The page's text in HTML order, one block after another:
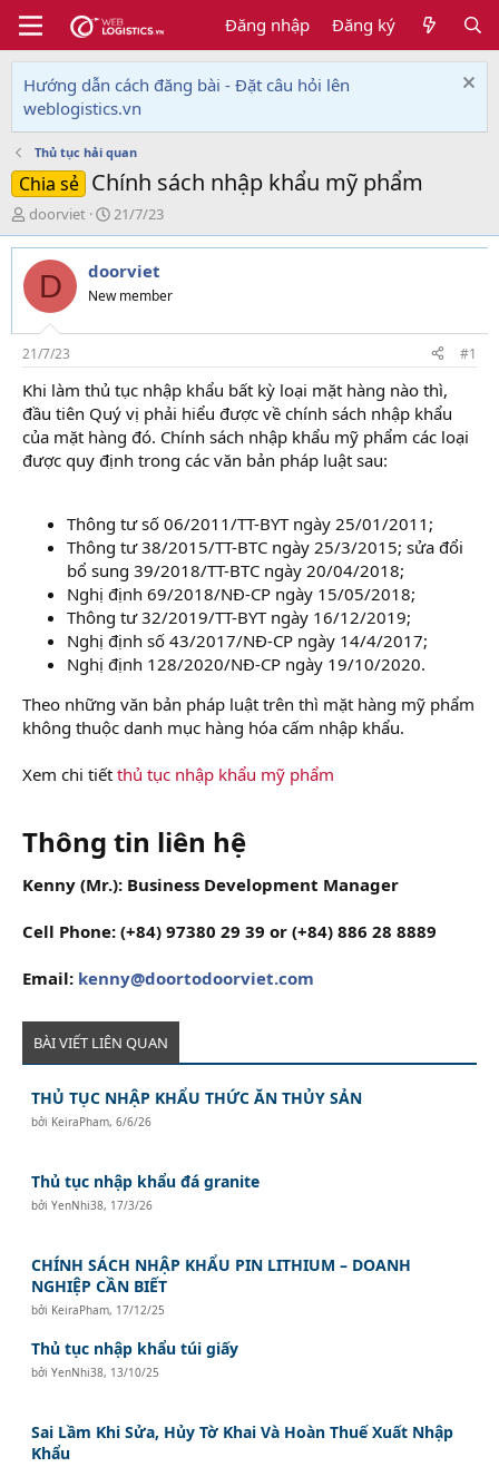
Đăng nhập Đăng ký
Hướng dẫn cách đăng bài - Đặt câu hỏi lên
weblogistics.vn
Thủ tục hải quan
Chia sẻ Chính sách nhập khẩu mỹ phẩm
T
h
r
e
d
s
t
a
r
t
e
r
doorviet
N
g
à
y
g
i
21/7/23
D doorviet
New member
21/7/23 #1
Khi làm thủ tục nhập khẩu bất kỳ loại mặt hàng nào thì,
đầu tiên Quý vị phải hiểu được về chính sách nhập khẩu
của mặt hàng đó. Chính sách nhập khẩu mỹ phẩm các loại
được quy định trong các văn bản pháp luật sau:
Thông tư số 06/2011/TT-BYT ngày 25/01/2011;
Thông tư 38/2015/TT-BTC ngày 25/3/2015; sửa đổi
bổ sung 39/2018/TT-BTC ngày 20/04/2018;
Nghị định 69/2018/NĐ-CP ngày 15/05/2018;
Thông tư 32/2019/TT-BYT ngày 16/12/2019;
Nghị định số 43/2017/NĐ-CP ngày 14/4/2017;
Nghị định 128/2020/NĐ-CP ngày 19/10/2020.
Theo những văn bản pháp luật trên thì mặt hàng mỹ phẩm
không thuộc danh mục hàng hóa cấm nhập khẩu.
Xem chi tiết thủ tục nhập khẩu mỹ phẩm
Thông tin liên hệ
Kenny (Mr.): Business Development Manager
Cell Phone: (+84) 97380 29 39 or (+84) 886 28 8889
Email: kenny@doortodoorviet.com
BÀI VIẾT LIÊN QUAN
THỦ TỤC NHẬP KHẨU THỨC ĂN THỦY SẢN
bởi KeiraPham,6/6/26
Thủ tục nhập khẩu đá granite
bởiYenNhi38, 17/3/26
CHÍNH SÁCH NHẬP KHẨU PIN LITHIUM – DOANH
NGHIỆP CẦN BIẾT
bởi KeiraPham, 17/12/25
Thủ tục nhập khẩu túi giấy
bởiYenNhi38, 13/10/25
Sai Lầm Khi Sửa, Hủy Tờ Khai Và Hoàn Thuế Xuất Nhập
Khẩu